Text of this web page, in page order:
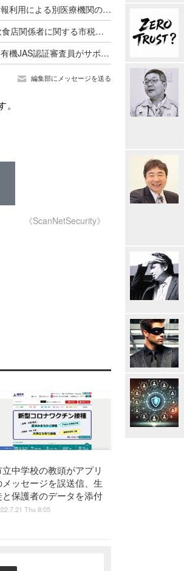
宇都宮病院職員の患者情報利用による別医療機関のダイレクトメール郵送、調査の結果 直接的金銭的利益の受領が無いことを確認
停職1ヶ月 ～ 市職員が飲食店関係者に関する市税等の情報を口外
海外貨物検査と契約する有機JAS認証審査員がサポート詐欺被害
編集部にメッセージを送る
《ScanNetSecurity》
立中学校の教頭がアプリ
メッセージを誤送信、生
と保護者のデータを添付
Thu 8:05